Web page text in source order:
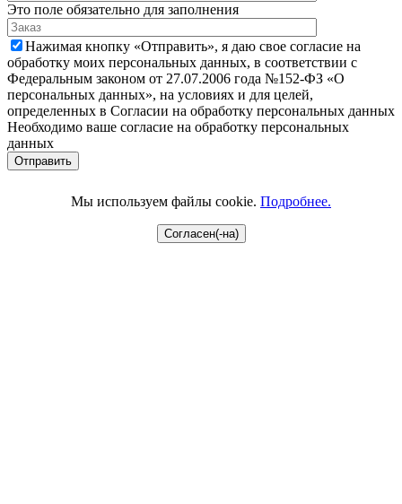
Это поле обязательно для заполнения
Нажимая кнопку «Отправить», я даю свое согласие на
обработку моих персональных данных, в соответствии с
Федеральным законом от 27.07.2006 года №152-ФЗ «О
персональных данных», на условиях и для целей,
определенных в Согласии на обработку персональных данных
Необходимо ваше согласие на обработку персональных
данных
Мы используем файлы cookie. Подробнее.
Согласен(-на)